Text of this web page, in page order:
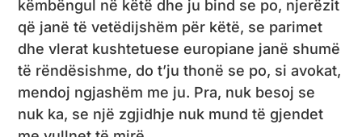
këmbëngul në këtë dhe ju bind se po, njerëzit
që janë të vetëdijshëm për këtë, se parimet
dhe vlerat kushtetuese europiane janë shumë
të rëndësishme, do t’ju thonë se po, si avokat,
mendoj ngjashëm me ju. Pra, nuk besoj se
nuk ka, se një zgjidhje nuk mund të gjendet